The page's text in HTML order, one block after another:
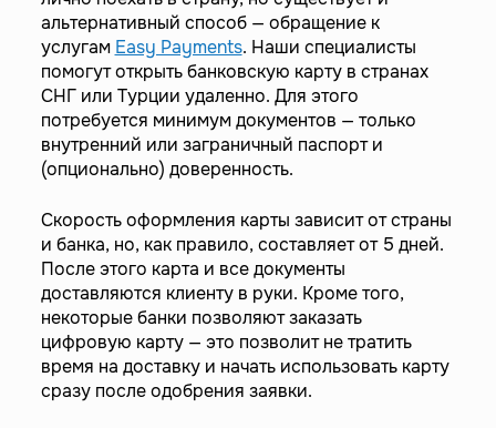
альтернативный способ — обращение к
услугам Easy Payments. Наши специалисты
помогут открыть банковскую карту в странах
СНГ или Турции удаленно. Для этого
потребуется минимум документов — только
внутренний или заграничный паспорт и
(опционально) доверенность.
Скорость оформления карты зависит от страны
и банка, но, как правило, составляет от 5 дней.
После этого карта и все документы
доставляются клиенту в руки. Кроме того,
некоторые банки позволяют заказать
цифровую карту — это позволит не тратить
время на доставку и начать использовать карту
сразу после одобрения заявки.